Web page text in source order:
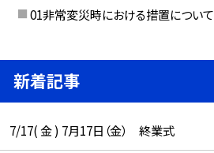
01非常変災時における措置について
新着記事
7/17( 金 ) 7月17日（金） 終業式